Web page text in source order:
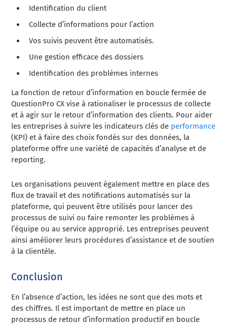
Identification du client
Collecte d’informations pour l’action
Vos suivis peuvent être automatisés.
Une gestion efficace des dossiers
Identification des problèmes internes
La fonction de retour d’information en boucle fermée de
QuestionPro CX vise à rationaliser le processus de collecte
et à agir sur le retour d’information des clients. Pour aider
les entreprises à suivre les indicateurs clés de performance
(KPI) et à faire des choix fondés sur des données, la
plateforme offre une variété de capacités d’analyse et de
reporting.
Les organisations peuvent également mettre en place des
flux de travail et des notifications automatisés sur la
plateforme, qui peuvent être utilisés pour lancer des
processus de suivi ou faire remonter les problèmes à
l’équipe ou au service approprié. Les entreprises peuvent
ainsi améliorer leurs procédures d’assistance et de soutien
à la clientèle.
Conclusion
En l’absence d’action, les idées ne sont que des mots et
des chiffres. Il est important de mettre en place un
processus de retour d’information productif en boucle